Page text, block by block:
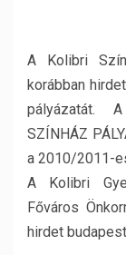
A Kolibri
korábban
pályázatát. A
SZÍNHÁZ
a 2010/2011-
A Kolibri
Főváros
hirdet